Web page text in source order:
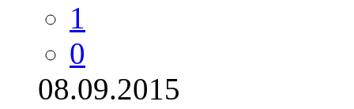
1
0
08.09.2015